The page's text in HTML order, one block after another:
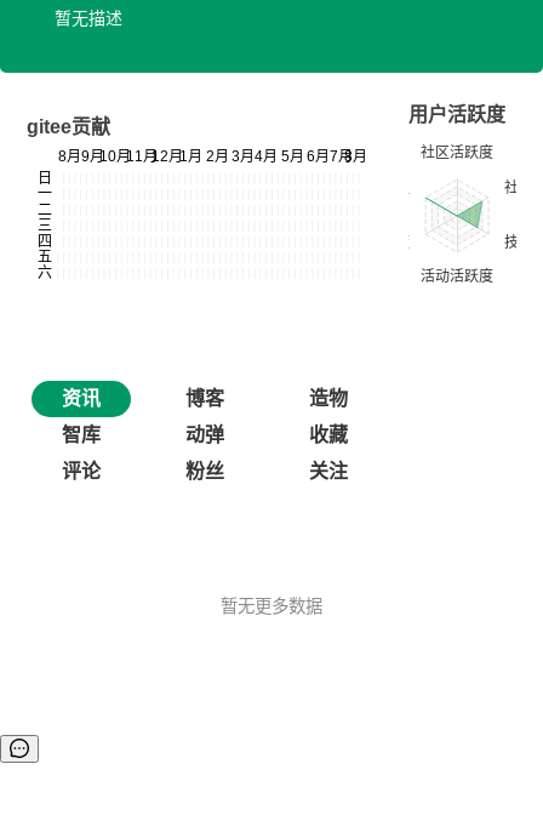
暂无描述
gitee贡献
用户活跃度
资讯 博客
造物
智库
动弹
收藏
评论
粉丝 关注
暂无更多数据